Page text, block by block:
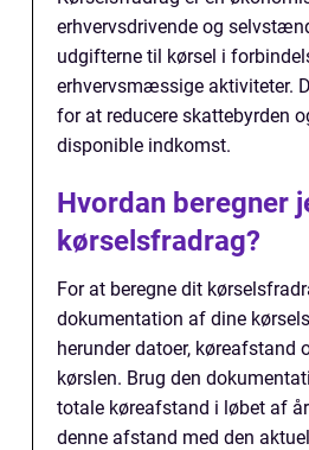
erhvervsdrivende og
udgifterne til kørsel i
erhvervsmæssige aktiviteter.
for at reducere skattebyrden
disponible indkomst.
Hvordan beregner
kørselsfradrag?
For at beregne dit
dokumentation af dine
herunder datoer, køreafstand
kørslen. Brug den
totale køreafstand i løbet af
denne afstand med den